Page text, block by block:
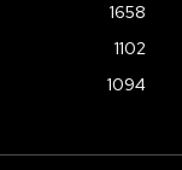
1658
1102
1094